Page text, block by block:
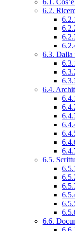
6.2.
6.3. Dalla
6.4.
6.5.
6.6.